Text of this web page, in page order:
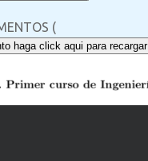
(
haga click aqui para